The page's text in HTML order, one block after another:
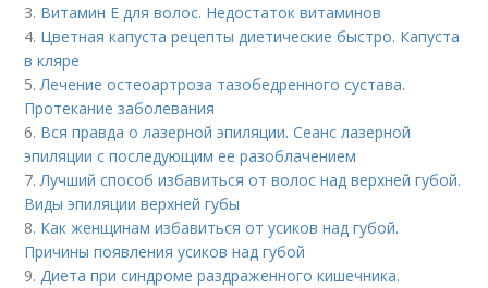
3. Витамин Е для волос. Недостаток витаминов
4. Цветная капуста рецепты диетические быстро. Капуста
в кляре
5.Лечение остеоартроза тазобедренного сустава.
Протекание заболевания
6. Вся правда о лазерной эпиляции. Сеанс лазерной
эпиляции с последующим ее разоблачением
7.Лучший способ избавиться от волос над верхней губой.
Виды эпиляции верхней губы
8. Как женщинам избавиться от усиков над губой.
Причины появления усиков над губой
9.Диета при синдроме раздраженного кишечника.